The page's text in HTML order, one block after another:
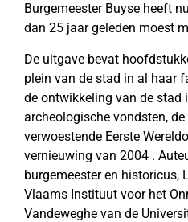
Burgemeester Buyse heeft
dan 25 jaar geleden moest
De uitgave bevat
plein van de stad in al haar
de ontwikkeling van de stad
archeologische vondsten,
verwoestende Eerste
vernieuwing van 2004 .
burgemeester en historicus,
Vlaams Instituut voor het
Vandeweghe van de